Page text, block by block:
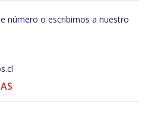
número o escribirnos a nuestro